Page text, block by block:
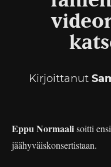
Kirjoittanut
Eppu Normaalisoitti
jäähyväiskonsertistaan.